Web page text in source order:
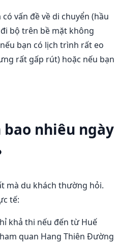
vấn đề về di chuyển (hầu
bộ trên bề mặt không
bạn có lịch trình rất eo
rất gấp rút) hoặc nếu bạn
bao nhiêu ngày
mà du khách thường hỏi.
tế:
khả thi nếu đến từ Huế
quan Hang Thiên Đường